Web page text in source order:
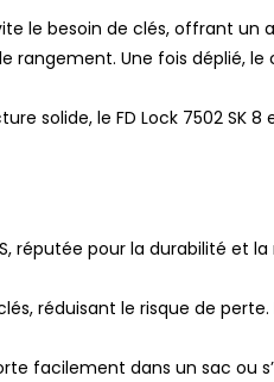
le besoin de clés, offrant un
Une fois déplié,
solide, le FD Lock 7502
réputée pour la durabilité et
réduisant le risque de
facilement dans un sac